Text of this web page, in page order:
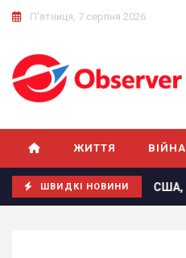
П'ятниця, 7 серпня 2026
ЖИТТЯ ВІЙНА
ШВИДКІ НОВИНИ
запасів зброї у США, – CNN